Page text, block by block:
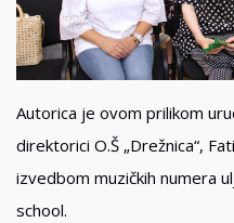
Autorica je ovom prilikom
direktorici O.Š „Drežnica“,
izvedbom muzičkih numera
school.